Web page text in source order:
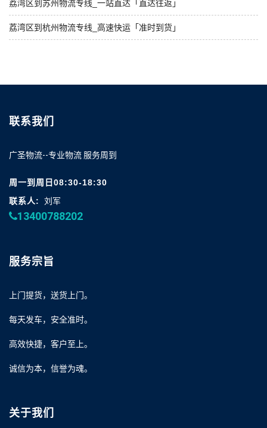
荔湾区到苏州物流专线_一站直达「直达往返」
荔湾区到杭州物流专线_高速快运「准时到货」
联系我们
广圣物流--专业物流 服务周到
周一到周日08:30-18:30
联系人:
刘军
13400788202
服务宗旨
上门提货，送货上门。
每天发车，安全准时。
高效快捷，客户至上。
诚信为本，信誉为魂。
关于我们